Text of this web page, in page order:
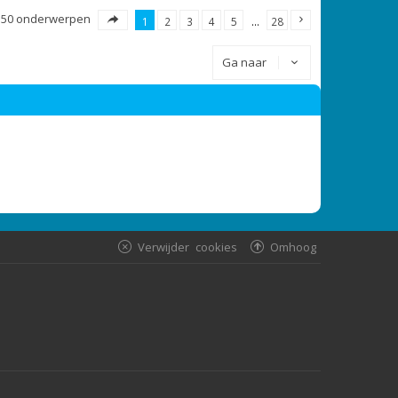
onderwerpen 1 2 3 4 5 … 28
Ga naar
Omhoog
Verwijder cookies